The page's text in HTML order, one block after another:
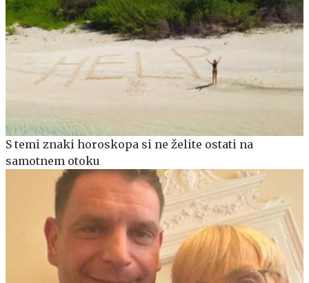
S temi znaki horoskopa si ne želite ostati na
samotnem otoku